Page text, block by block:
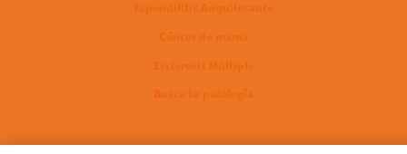
Espondilitis Anquilosante
Cáncer de mama
Esclerosis Múltiple
Busca tu patología